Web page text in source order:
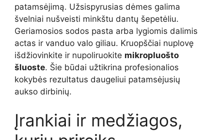
patamsėjimą. Užsispyrusias dėmes galima
švelniai nušveisti minkštu dantų šepetėliu.
Geriamosios sodos pasta arba lygiomis dalimis
actas ir vanduo valo giliau. Kruopščiai nuplovę
išdžiovinkite ir nupoliruokite mikropluošto
šluoste. Šie būdai užtikrina profesionalios
kokybės rezultatus daugeliui patamsėjusių
aukso dirbinių.
Įrankiai ir medžiagos,